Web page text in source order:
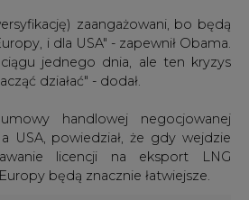
zaangażowani, bo będą
i dla USA" - zapewnił Obama.
jednego dnia, ale ten kryzys
działać" - dodał.
handlowej negocjowanej
USA, powiedział, że gdy wejdzie
licencji na eksport LNG
będą znacznie łatwiejsze.